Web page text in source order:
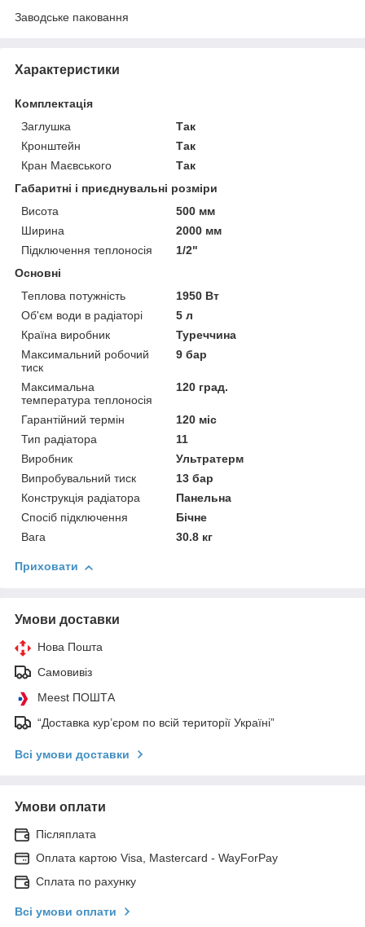
Заводське паковання
Характеристики
Комплектація
Заглушка
Так
Кронштейн
Так
Кран Маєвського
Так
Габаритні і приєднувальні розміри
Висота
500 мм
Ширина
2000 мм
Підключення теплоносія
1/2"
Основні
Теплова потужність
1950 Вт
Об'єм води в радіаторі
5 л
Країна виробник
Туреччина
Максимальний робочий
тиск
9 бар
Максимальна
температура теплоносія
120 град.
Гарантійний термін
120 міс
Тип радіатора
11
Виробник
Ультратерм
Випробувальний тиск
13 бар
Конструкція радіатора
Панельна
Спосіб підключення
Бічне
Вага
30.8 кг
Приховати
Умови доставки
Нова Пошта
Самовивіз
Meest ПОШТА
“Доставка кур’єром по всій території Україні”
Всі умови доставки
Умови оплати
Післяплата
Оплата картою Visa, Mastercard - WayForPay
Сплата по рахунку
Всі умови оплати